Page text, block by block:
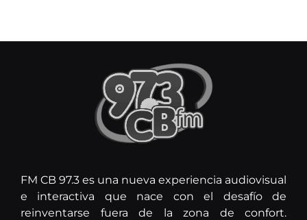
FM CB 97.3 es una nueva experiencia audiovisual
e interactiva que nace con el desafío de
reinventarse fuera de la zona de confort.